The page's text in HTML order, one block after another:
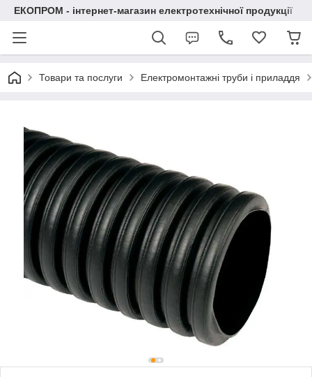
ЕКОПРОМ - інтернет-магазин електротехнічної продукції
Товари та послуги Електромонтажні труби і приладдя